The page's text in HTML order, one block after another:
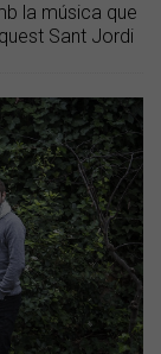
la música que
Sant Jordi